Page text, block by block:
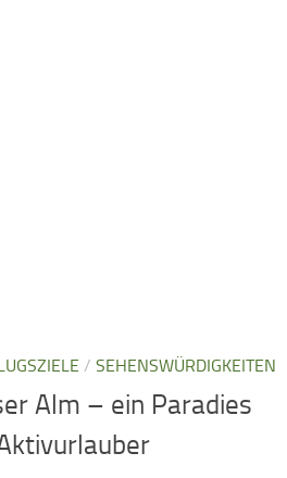
/ SEHENSWÜRDIGKEITEN
Alm – ein Paradies